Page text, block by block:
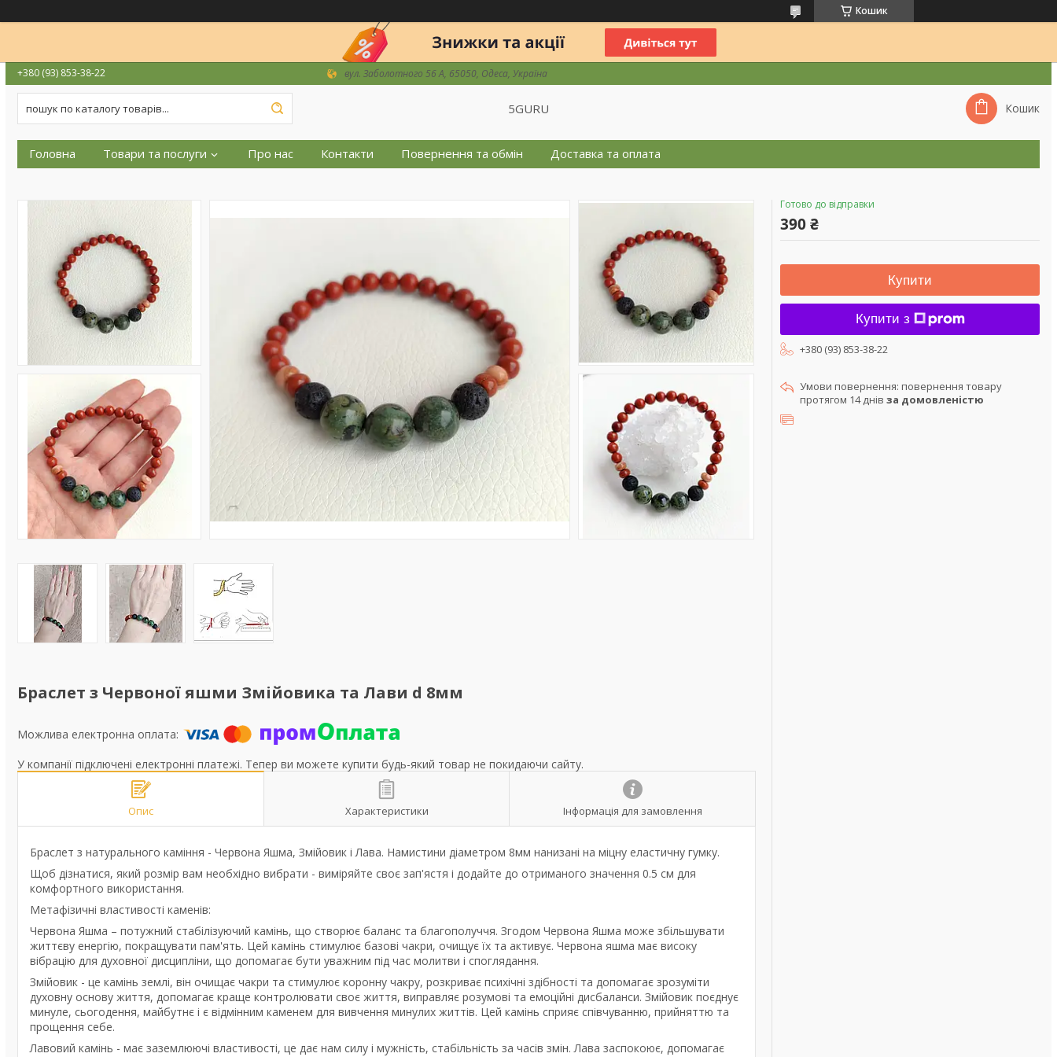
Кошик
+380 (93) 853-38-22 вул. Заболотного 56 А, 65050, Одеса, Україна
5GURU Кошик
Головна Товари та послуги Про нас Контакти Повернення та обмін Доставка та оплата
Браслет з Червоної яшми Змійовика та Лави d 8мм
У компанії підключені електронні платежі. Тепер ви можете купити будь-який товар не покидаючи сайту.
Опис Характеристики Інформація для замовлення
Браслет з натурального каміння - Червона Яшма, Змійовик і Лава. Намистини діаметром 8мм нанизані на міцну еластичну гумку.
Щоб дізнатися, який розмір вам необхідно вибрати - виміряйте своє зап'ястя і додайте до отриманого значення 0.5 см для
комфортного використання.
Метафізичні властивості каменів:
Червона Яшма – потужний стабілізуючий камінь, що створює баланс та благополуччя. Згодом Червона Яшма може збільшувати
життєву енергію, покращувати пам'ять. Цей камінь стимулює базові чакри, очищує їх та активує. Червона яшма має високу
вібрацію для духовної дисципліни, що допомагає бути уважним під час молитви і споглядання.
Змійовик - це камінь землі, він очищає чакри та стимулює коронну чакру, розкриває психічні здібності та допомагає зрозуміти
духовну основу життя, допомагає краще контролювати своє життя, виправляє розумові та емоційні дисбаланси. Змійовик поєднує
минуле, сьогодення, майбутнє і є відмінним каменем для вивчення минулих життів. Цей камінь сприяє співчуванню, прийняттю та
прощення себе.
Лавовий камінь - має заземлюючі властивості, це дає нам силу і мужність, стабільність за часів змін. Лава заспокоює, допомагає
Готово до відправки
390 ₴
Купити
Купити з
+380 (93) 853-38-22
повернення товару
протягом 14 днів за домовленістю